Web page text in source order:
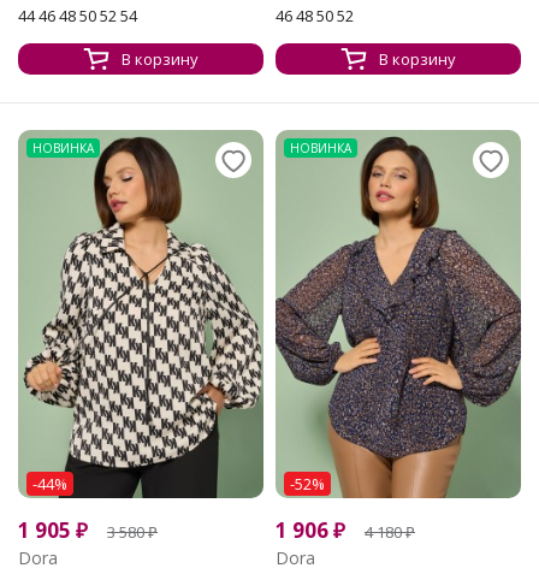
44 46 48 50 52 54
В корзину
46 48 50 52
В корзину
НОВИНКА
-44%
1 905 ₽ 3 580₽
Dora
НОВИНКА
-52%
1 906₽ 4 180₽
Dora